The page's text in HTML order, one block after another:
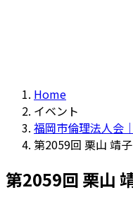
Home
イベント
福岡市倫理法人会
第2059回 栗山 靖
第2059回 栗山